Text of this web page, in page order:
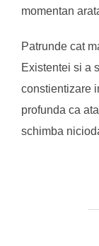
momentan
Patrunde cat
Existentei si a
constientizare
profunda ca
schimba